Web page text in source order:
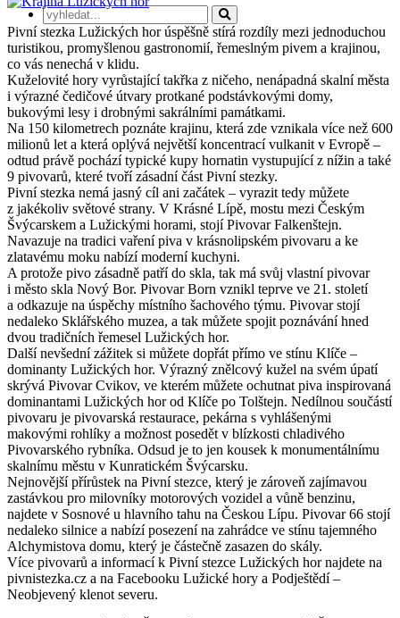
Pivní stezka Lužických hor úspěšně stírá rozdíly mezi jednoduchou
turistikou, promyšlenou gastronomií, řemeslným pivem a krajinou,
co vás nenechá v klidu.
Kuželovité hory vyrůstající takřka z ničeho, nenápadná skalní města
i výrazné čedičové útvary protkané podstávkovými domy,
bukovými lesy i drobnými sakrálními památkami.
Na 150 kilometrech poznáte krajinu, která zde vznikala více než 600
milionů let a která oplývá největší koncentrací vulkanit v Evropě –
odtud právě pochází typické kupy hornatin vystupující z nížin a také
9 pivovarů, které tvoří zásadní část Pivní stezky.
Pivní stezka nemá jasný cíl ani začátek – vyrazit tedy můžete
z jakékoliv světové strany. V Krásné Lípě, mostu mezi Českým
Švýcarskem a Lužickými horami, stojí Pivovar Falkenštejn.
Navazuje na tradici vaření piva v krásnolipském pivovaru a ke
zlatavému moku nabízí moderní kuchyni.
A protože pivo zásadně patří do skla, tak má svůj vlastní pivovar
i město skla Nový Bor. Pivovar Born vznikl teprve ve 21. století
a odkazuje na úspěchy místního šachového týmu. Pivovar stojí
nedaleko Sklářského muzea, a tak můžete spojit poznávání hned
dvou tradičních řemesel Lužických hor.
Další nevšední zážitek si můžete dopřát přímo ve stínu Klíče –
dominanty Lužických hor. Výrazný znělcový kužel na svém úpatí
skrývá Pivovar Cvikov, ve kterém můžete ochutnat piva inspirovaná
dominantami Lužických hor od Klíče po Tolštejn. Nedílnou součástí
pivovaru je pivovarská restaurace, pekárna s vyhlášenými
makovými rohlíky a možnost posedět v blízkosti chladivého
Pivovarského rybníka. Odsud je to jen kousek k monumentálnímu
skalnímu městu v Kunratickém Švýcarsku.
Nejnovější přírůstek na Pivní stezce, který je zároveň zajímavou
zastávkou pro milovníky motorových vozidel a vůně benzinu,
najdete v Sosnové u hlavního tahu na Českou Lípu. Pivovar 66 stojí
nedaleko silnice a nabízí posezení na zahrádce ve stínu tajemného
Alchymistova domu, který je částečně zasazen do skály.
Více pivovarů a informací k Pivní stezce Lužických hor najdete na
pivnistezka.cz a na Facebooku Lužické hory a Podještědí –
Neobjevený klenot severu.